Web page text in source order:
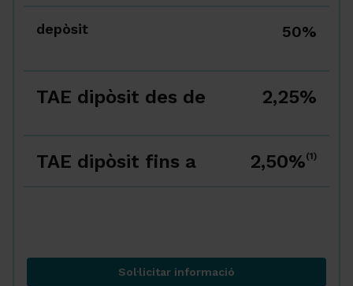
depòsit 50%
TAE dipòsit des de 2,25%
TAE dipòsit fins a 2,50%(1)
Sol·licitar informació
Combinació 1